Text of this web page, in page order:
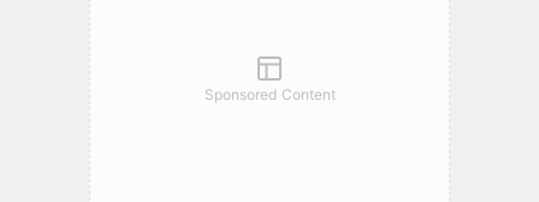
Sponsored Content